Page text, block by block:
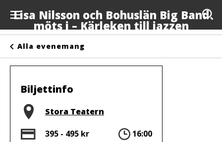
Lisa Nilsson och Bohuslän Big Band
möts i – Kärleken till jazzen
Anslagstavlan
Arrangörer
Kontakta oss
Om oss
Alla evenemang
Biljettinfo
Plats
Stora Teatern
Pris
395 - 495 kr Tid
16:00